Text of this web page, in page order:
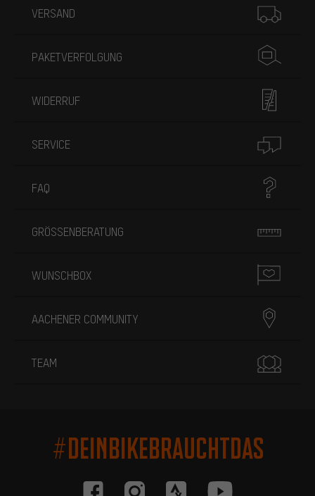
VERSAND
PAKETVERFOLGUNG
WIDERRUF
SERVICE
FAQ
GRÖSSENBERATUNG
WUNSCHBOX
AACHENER COMMUNITY
TEAM
#DEINBIKEBRAUCHTDAS